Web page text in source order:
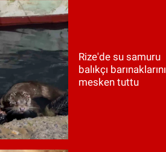
Rize'de su samuru
balıkçı barınaklarını
mesken tuttu